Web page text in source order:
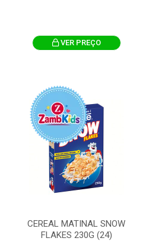
VER PREÇO
CEREAL MATINAL SNOW
FLAKES 230G (24)